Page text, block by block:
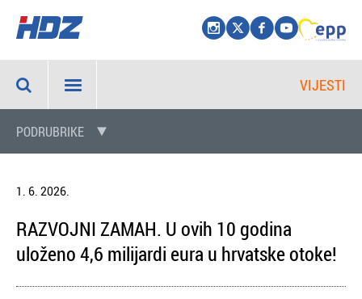
VIJESTI
PODRUBRIKE
1. 6. 2026.
RAZVOJNI ZAMAH. U ovih 10 godina
uloženo 4,6 milijardi eura u hrvatske otoke!